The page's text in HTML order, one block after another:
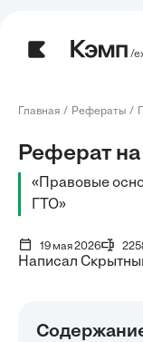
/
Главная Рефераты
Реферат
«Правовые
ГТО»
19 мая 2026
Написал